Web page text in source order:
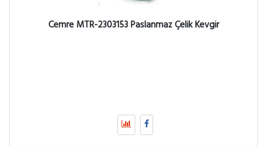
Cemre MTR-2303153 Paslanmaz Çelik Kevgir